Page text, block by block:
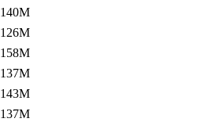
140M
126M
158M
137M
143M
137M